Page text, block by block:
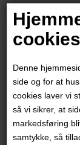
cookies
Denne
side og for at
cookies laver vi
så vi sikrer, at
markedsføring
samtykke, så